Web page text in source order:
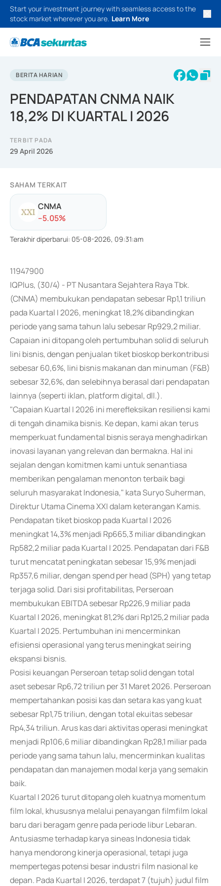
Start your investment journey with seamless access to the
stock market wherever you are. Learn More
BERITA HARIAN
PENDAPATAN CNMA NAIK
18,2% DI KUARTAL I 2026
TERBIT PADA
29 April 2026
SAHAM TERKAIT
CNMA
--5.05%
Terakhir diperbarui: 05-08-2026, 09:31:am
11947900
IQPlus, (30/4) - PT Nusantara Sejahtera Raya Tbk.
(CNMA) membukukan pendapatan sebesar Rp1,1 triliun
pada Kuartal I 2026, meningkat 18,2% dibandingkan
periode yang sama tahun lalu sebesar Rp929,2 miliar.
Capaian ini ditopang oleh pertumbuhan solid di seluruh
lini bisnis, dengan penjualan tiket bioskop berkontribusi
sebesar 60,6%, lini bisnis makanan dan minuman (F&B)
sebesar 32,6%, dan selebihnya berasal dari pendapatan
lainnya (seperti iklan, platform digital, dll.).
"Capaian Kuartal I 2026 ini merefleksikan resiliensi kami
di tengah dinamika bisnis. Ke depan, kami akan terus
memperkuat fundamental bisnis seraya menghadirkan
inovasi layanan yang relevan dan bermakna. Hal ini
sejalan dengan komitmen kami untuk senantiasa
memberikan pengalaman menonton terbaik bagi
seluruh masyarakat Indonesia," kata Suryo Suherman,
Direktur Utama Cinema XXI dalam keterangan Kamis.
Pendapatan tiket bioskop pada Kuartal I 2026
meningkat 14,3% menjadi Rp665,3 miliar dibandingkan
Rp582,2 miliar pada Kuartal I 2025. Pendapatan dari F&B
turut mencatat peningkatan sebesar 15,9% menjadi
Rp357,6 miliar, dengan spend per head (SPH) yang tetap
terjaga solid. Dari sisi profitabilitas, Perseroan
membukukan EBITDA sebesar Rp226,9 miliar pada
Kuartal I 2026, meningkat 81,2% dari Rp125,2 miliar pada
Kuartal I 2025. Pertumbuhan ini mencerminkan
efisiensi operasional yang terus meningkat seiring
ekspansi bisnis.
Posisi keuangan Perseroan tetap solid dengan total
aset sebesar Rp6,72 triliun per 31 Maret 2026. Perseroan
mempertahankan posisi kas dan setara kas yang kuat
sebesar Rp1,75 triliun, dengan total ekuitas sebesar
Rp4,34 triliun. Arus kas dari aktivitas operasi meningkat
menjadi Rp106,6 miliar dibandingkan Rp28,1 miliar pada
periode yang sama tahun lalu, mencerminkan kualitas
pendapatan dan manajemen modal kerja yang semakin
baik.
Kuartal I 2026 turut ditopang oleh kuatnya momentum
film lokal, khususnya melalui penayangan filmfilm lokal
baru dari beragam genre pada periode libur Lebaran.
Antusiasme terhadap karya sineas Indonesia tidak
hanya mendorong kinerja operasional, tetapi juga
mempertegas potensi besar industri film nasional ke
depan. Pada Kuartal I 2026, terdapat 7 (tujuh) judul film